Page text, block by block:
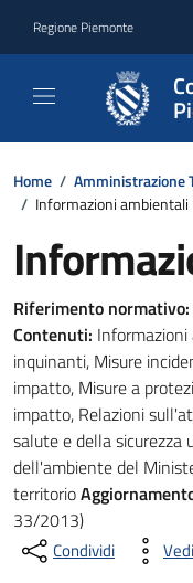
Regione Piemonte
Home / Amministrazione
/ Informazioni ambientali
Riferimento normativo:
Contenuti:
inquinanti, Misure
impatto, Misure a
impatto, Relazioni
salute e della sicurezza
dell'ambiente del
territorio
33/2013)
Condividi